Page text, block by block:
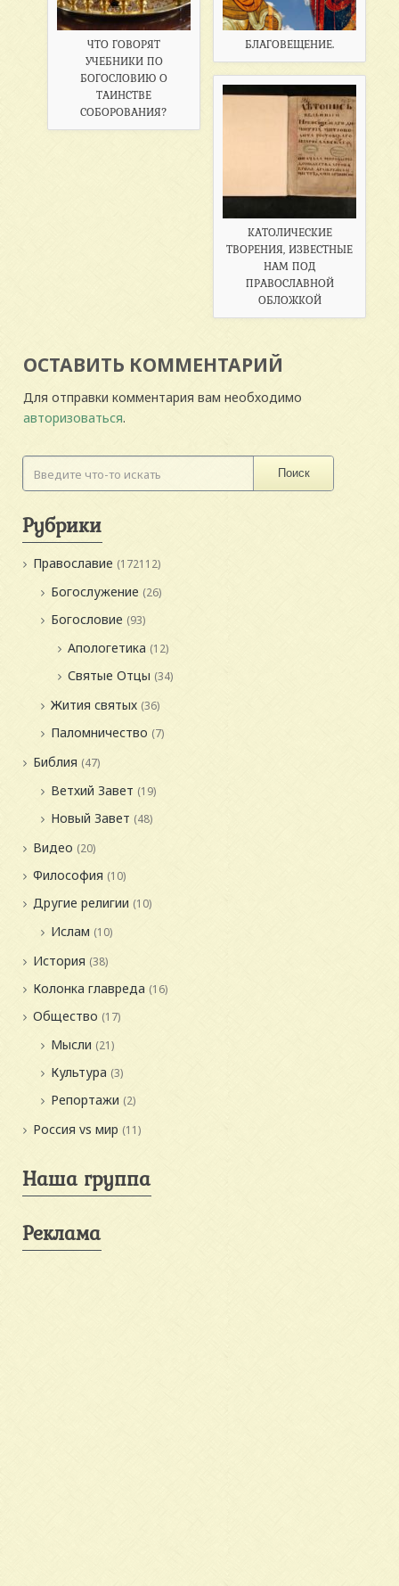
ЧТО ГОВОРЯТ
УЧЕБНИКИ ПО
БОГОСЛОВИЮ О
ТАИНСТВЕ
СОБОРОВАНИЯ?
БЛАГОВЕЩЕНИЕ.
КАТОЛИЧЕСКИЕ
ТВОРЕНИЯ, ИЗВЕСТНЫЕ
НАМ ПОД
ПРАВОСЛАВНОЙ
ОБЛОЖКОЙ
ОСТАВИТЬ КОММЕНТАРИЙ
Для отправки комментария вам необходимо
авторизоваться.
Поиск
Рубрики
Православие (172112)
Богослужение (26)
Богословие (93)
Апологетика (12)
Святые Отцы (34)
Жития святых (36)
Паломничество (7)
Библия (47)
Ветхий Завет (19)
Новый Завет (48)
Видео (20)
Философия (10)
Другие религии (10)
Ислам (10)
История (38)
Колонка главреда (16)
Общество (17)
Мысли (21)
Культура (3)
Репортажи (2)
Россия vs мир (11)
Наша группа
Реклама